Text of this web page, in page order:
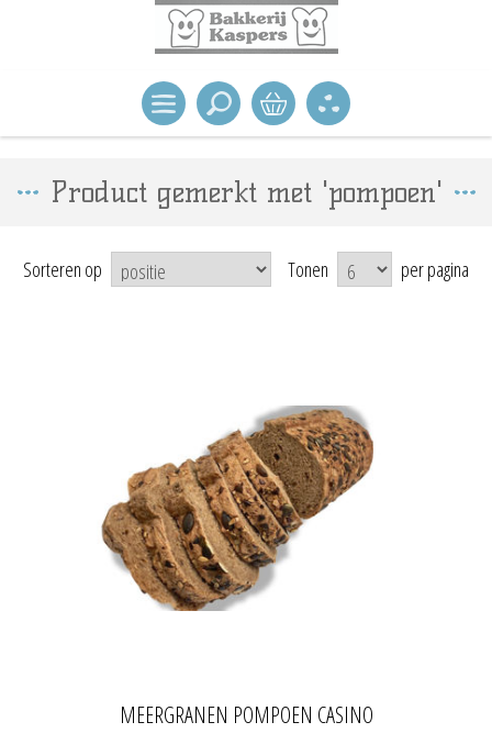
Product gemerkt met 'pompoen'
Sorteren op Tonen per pagina
MEERGRANEN POMPOEN CASINO